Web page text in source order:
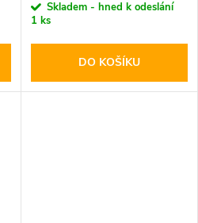
Skladem - hned k odeslání
1 ks
DO KOŠÍKU